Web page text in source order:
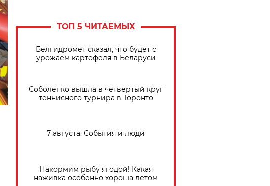
ТОП 5 ЧИТАЕМЫХ
Белгидромет сказал, что будет с
урожаем картофеля в Беларуси
Соболенко вышла в четвертый круг
теннисного турнира в Торонто
7 августа. События и люди
Накормим рыбу ягодой! Какая
наживка особенно хороша летом